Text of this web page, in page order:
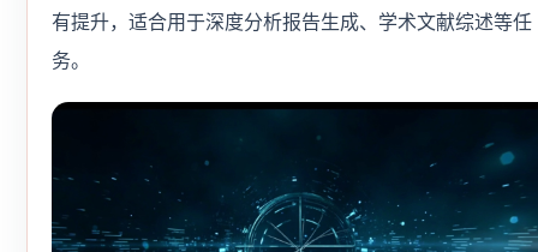
有提升，适合用于深度分析报告生成、学术文献综述等任
务。